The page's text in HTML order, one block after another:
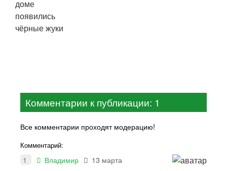
Комментарии к публикации: 1
Все комментарии проходят модерацию!
Комментарий:
1 Владимир 13 марта